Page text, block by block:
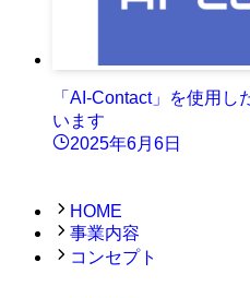
「AI-Contact」を使用
います
2025年6月6日
HOME
事業内容
コンセプト